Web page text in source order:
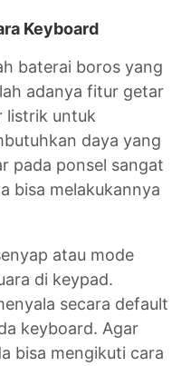
Keyboard
baterai boros yang
adanya fitur getar
listrik untuk
daya yang
pada ponsel sangat
bisa melakukannya
atau mode
di keypad.
secara default
keyboard. Agar
bisa mengikuti cara